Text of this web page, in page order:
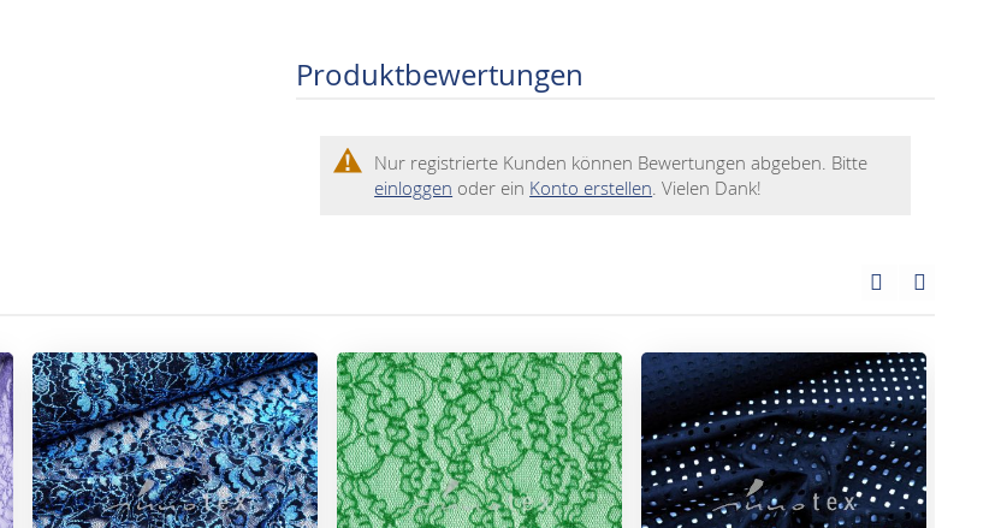
Produktbewertungen
Nur registrierte Kunden können Bewertungen abgeben. Bitte
einloggen oder ein Konto erstellen. Vielen Dank!